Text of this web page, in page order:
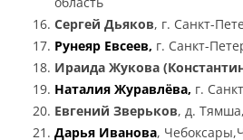
Сергей Дьяков, г. Санкт-
Рунеяр Евсеев, г. Санкт-
Ираида Жукова
Наталия Журавлёва, г.
Евгений Зверьков, д.
Дарья Иванова,